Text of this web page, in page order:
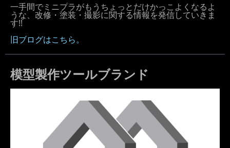
一手間でミニプラがもうちょっとだけかっこよくなるよ
うな、改修・塗装・撮影に関する情報を発信していきま
す!!
旧ブログはこちら。
模型製作ツールブランド